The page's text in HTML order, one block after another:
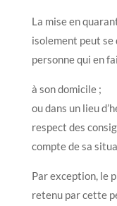
La mise en
isolement peut se
personne qui en
à son domicile ;
ou dans un lieu
respect des
compte de sa
Par exception, le
retenu par cette